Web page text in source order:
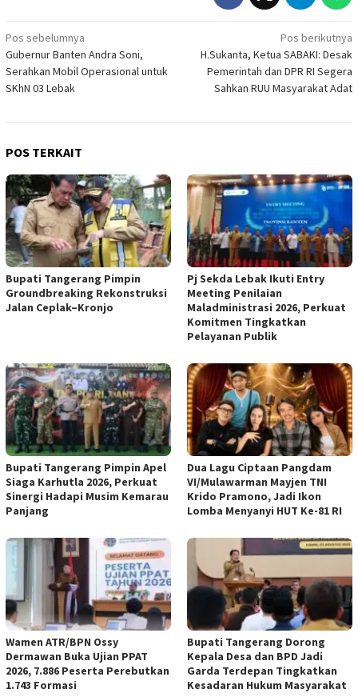
Navigasi
pos
Pos sebelumnya
Gubernur Banten Andra Soni,
Serahkan Mobil Operasional untuk
SKhN 03 Lebak
Pos berikutnya
H.Sukanta, Ketua SABAKI: Desak
Pemerintah dan DPR RI Segera
Sahkan RUU Masyarakat Adat
POS TERKAIT
Bupati Tangerang Pimpin
Groundbreaking Rekonstruksi
Jalan Ceplak–Kronjo
Pj Sekda Lebak Ikuti Entry
Meeting Penilaian
Maladministrasi 2026, Perkuat
Komitmen Tingkatkan
Pelayanan Publik
Bupati Tangerang Pimpin Apel
Siaga Karhutla 2026, Perkuat
Sinergi Hadapi Musim Kemarau
Panjang
Dua Lagu Ciptaan Pangdam
VI/Mulawarman Mayjen TNI
Krido Pramono, Jadi Ikon
Lomba Menyanyi HUT Ke-81 RI
Wamen ATR/BPN Ossy
Dermawan Buka Ujian PPAT
2026, 7.886 Peserta Perebutkan
1.743 Formasi
Bupati Tangerang Dorong
Kepala Desa dan BPD Jadi
Garda Terdepan Tingkatkan
Kesadaran Hukum Masyarakat